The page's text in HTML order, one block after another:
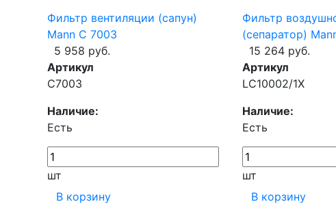
Фильтр вентиляции (сапун)
Mann C 7003
5 958 руб.
Артикул
C7003
Наличие:
Есть
шт
В корзину
Фильтр
(сепаратор)
15 264 руб.
Артикул
LC10002/1X
Наличие:
Есть
шт
В корзину